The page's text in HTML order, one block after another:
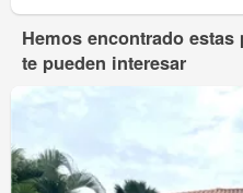
Hemos encontrado
te pueden interesar